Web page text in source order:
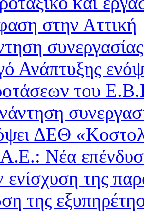
στην Αττική
ΔΕΘ